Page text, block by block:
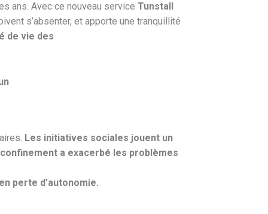
ans. Avec ce nouveau service Tunstall
s’absenter, et apporte une tranquillité
de vie des
Les initiatives sociales jouent un
a exacerbé les problèmes
perte d’autonomie.